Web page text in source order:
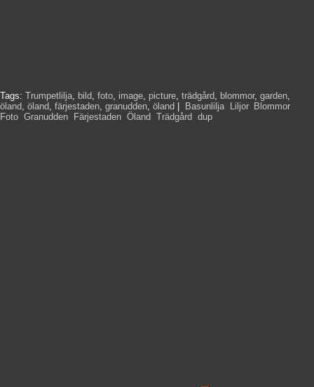
Tags: Trumpetlilja, bild, foto, image, picture, trädgård, blommor, garden,
öland, öland, färjestaden, granudden, öland Basunlilja, Liljor, Blommor,
Foto Granudden Färjestaden Öland Trädgård dup